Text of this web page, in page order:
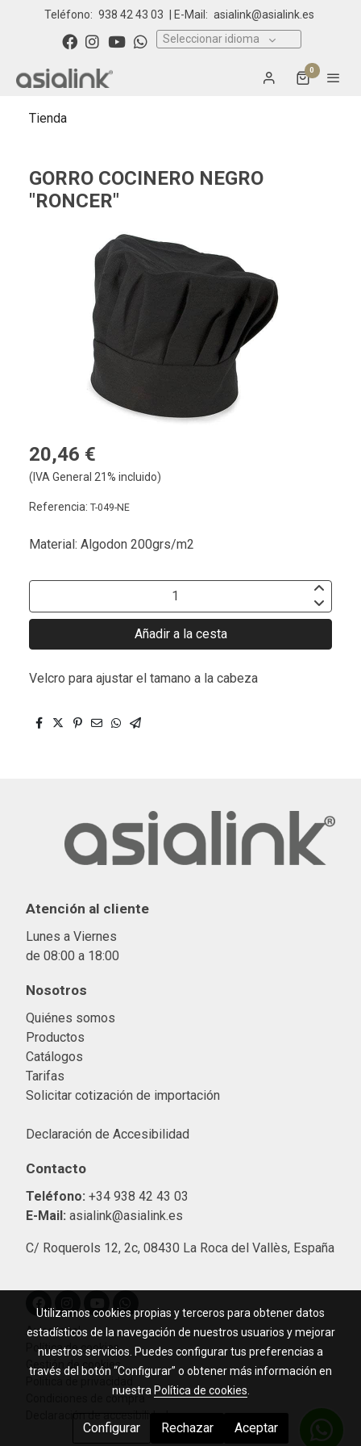
Teléfono: 938 42 43 03 | E-Mail: asialink@asialink.es
Seleccionar idioma
0
Tienda
GORRO COCINERO NEGRO
"RONCER"
20,46 €
(IVA General 21% incluido)
Referencia: T-049-NE
Material: Algodon 200grs/m2
Añadir a la cesta
Velcro para ajustar el tamano a la cabeza
Atención al cliente
Lunes a Viernes
de 08:00 a 18:00
Nosotros
Quiénes somos
Productos
Catálogos
Tarifas
Solicitar cotización de importación
Declaración de Accesibilidad
Contacto
Teléfono: +34 938 42 43 03
E-Mail: asialink@asialink.es
C/ Roquerols 12, 2c, 08430 La Roca del Vallès, España
Aviso legal
Política de cookies
Gestión de cookies
Condiciones de compra
Utilizamos cookies propias y terceros para obtener datos
estadísticos de la navegación de nuestros usuarios y mejorar
nuestros servicios. Puedes configurar tus preferencias a
través del botón “Configurar” o obtener más información en
nuestra Política de cookies
Configurar Rechazar Aceptar